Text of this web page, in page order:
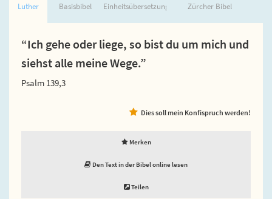
Luther Basisbibel Einheitsübersetzung Zürcher Bibel
“Ich gehe oder liege, so bist du um mich und
siehst alle meine Wege.”
Psalm 139,3
Dies soll mein Konfispruch werden!
Merken
Den Text in der Bibel online lesen
Teilen